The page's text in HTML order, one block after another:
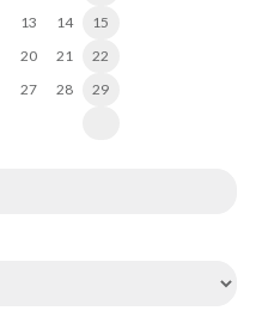
13 14
15
20 21
22
27 28
29